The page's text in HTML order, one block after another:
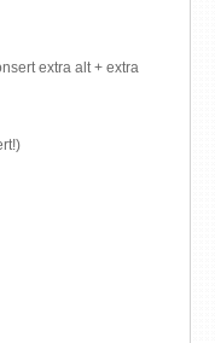
extra alt + extra